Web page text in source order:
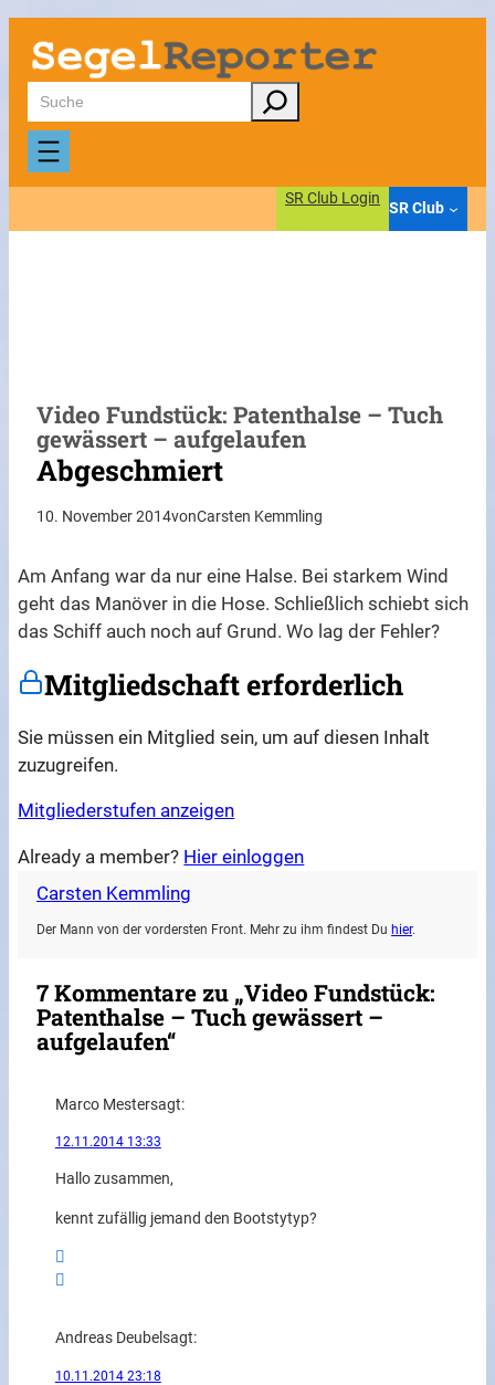
Zum
Inhalt
springen
Suchen
SR Club Login
SR Club
Video Fundstück: Patenthalse – Tuch
gewässert – aufgelaufen
Abgeschmiert
10. November 2014vonCarsten Kemmling
Am Anfang war da nur eine Halse. Bei starkem Wind
geht das Manöver in die Hose. Schließlich schiebt sich
das Schiff auch noch auf Grund. Wo lag der Fehler?
Mitgliedschaft erforderlich
Sie müssen ein Mitglied sein, um auf diesen Inhalt
zuzugreifen.
Mitgliederstufen anzeigen
Already a member? Hier einloggen
Carsten Kemmling
Der Mann von der vordersten Front. Mehr zu ihm findest Du hier.
7 Kommentare zu „Video Fundstück:
Patenthalse – Tuch gewässert –
aufgelaufen“
Marco Mestersagt:
12.11.2014 13:33
Hallo zusammen,
kennt zufällig jemand den Bootstytyp?
Andreas Deubelsagt:
10.11.2014 23:18